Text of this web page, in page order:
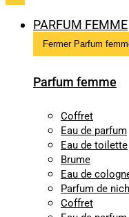
PARFUM FEMME
Fermer Parfum
Parfum femme
Coffret
Eau de parfum
Eau de toilette
Brume
Eau de
Parfum de
Coffret